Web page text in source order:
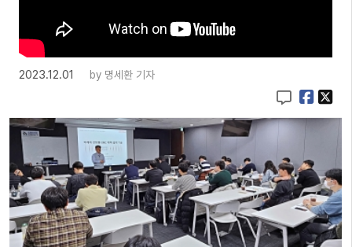
2023.12.01 by 명세환 기자